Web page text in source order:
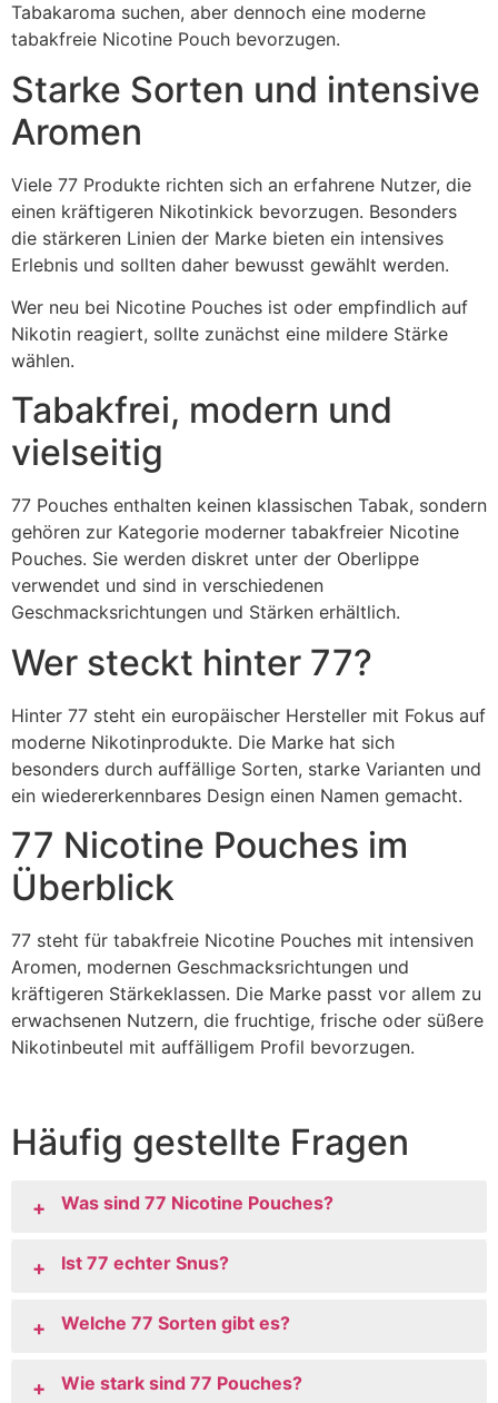
Tabakaroma suchen, aber dennoch eine moderne
tabakfreie Nicotine Pouch bevorzugen.
Starke Sorten und intensive
Aromen
Viele 77 Produkte richten sich an erfahrene Nutzer, die
einen kräftigeren Nikotinkick bevorzugen. Besonders
die stärkeren Linien der Marke bieten ein intensives
Erlebnis und sollten daher bewusst gewählt werden.
Wer neu bei Nicotine Pouches ist oder empfindlich auf
Nikotin reagiert, sollte zunächst eine mildere Stärke
wählen.
Tabakfrei, modern und
vielseitig
77 Pouches enthalten keinen klassischen Tabak, sondern
gehören zur Kategorie moderner tabakfreier Nicotine
Pouches. Sie werden diskret unter der Oberlippe
verwendet und sind in verschiedenen
Geschmacksrichtungen und Stärken erhältlich.
Wer steckt hinter 77?
Hinter 77 steht ein europäischer Hersteller mit Fokus auf
moderne Nikotinprodukte. Die Marke hat sich
besonders durch auffällige Sorten, starke Varianten und
ein wiedererkennbares Design einen Namen gemacht.
77 Nicotine Pouches im
Überblick
77 steht für tabakfreie Nicotine Pouches mit intensiven
Aromen, modernen Geschmacksrichtungen und
kräftigeren Stärkeklassen. Die Marke passt vor allem zu
erwachsenen Nutzern, die fruchtige, frische oder süßere
Nikotinbeutel mit auffälligem Profil bevorzugen.
Häufig gestellte Fragen
+ Was sind 77 Nicotine Pouches?
+ Ist 77 echter Snus?
+ Welche 77 Sorten gibt es?
+ Wie stark sind 77 Pouches?